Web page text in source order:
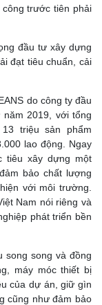
trước tiên phải
đầu tư xây dựng
đạt tiêu chuẩn, cải
do công ty đầu
2019, với tổng
triệu sản phẩm
lao động. Ngay
tiêu xây dựng một
bảo chất lượng
với môi trường.
Nam nói riêng và
phát triển bền
song song và đồng
máy móc thiết bị
của dự án, giữ gìn
cũng như đảm bảo